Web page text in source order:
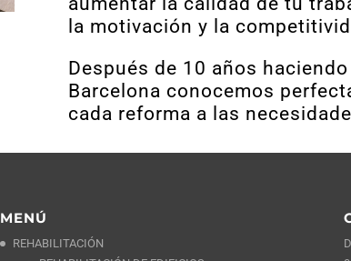
la motivación y la
Después de 10 años
Barcelona conocemos
cada reforma a las
MENÚ
REHABILITACIÓN